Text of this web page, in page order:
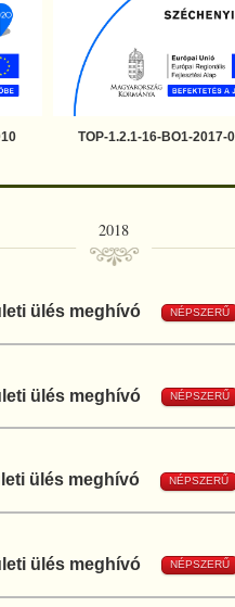
TOP-1.2.1-16-BO1-2017-
2018
ülés meghívó NÉPSZERŰ
ülés meghívó NÉPSZERŰ
ülés meghívó NÉPSZERŰ
ülés meghívó NÉPSZERŰ